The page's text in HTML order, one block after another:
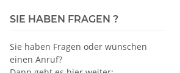
gerade 24-
Anmeldung
sichtbar
Anmeldung
SIE HABEN FRAGEN ?
Sie haben Fragen oder wünschen
einen Anruf?